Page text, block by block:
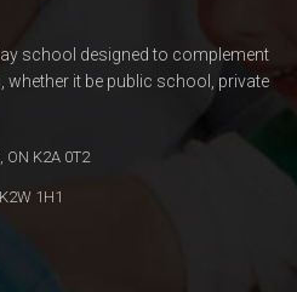
school designed to complement
whether it be public school, private
ON K2A 0T2
1H1